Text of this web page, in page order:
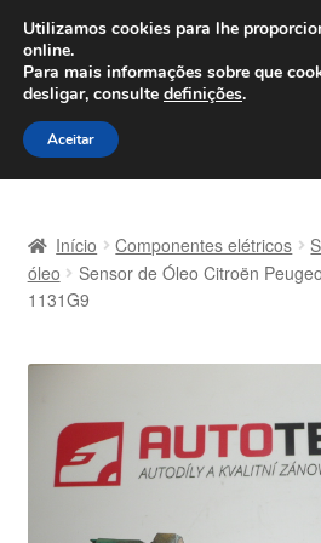
ENVIO a partir
Seg-Sex, das 9h às
Ir
para
a
Saltar
para
o
Carrinho
Envio para todo o planeta
Início Componentes elétricos
óleo
Sensor de Óleo Citroën
1131G9
Utilizamos cookies para lhe
online.
Para mais informações sobre que
desligar, consulte definições.
Aceitar